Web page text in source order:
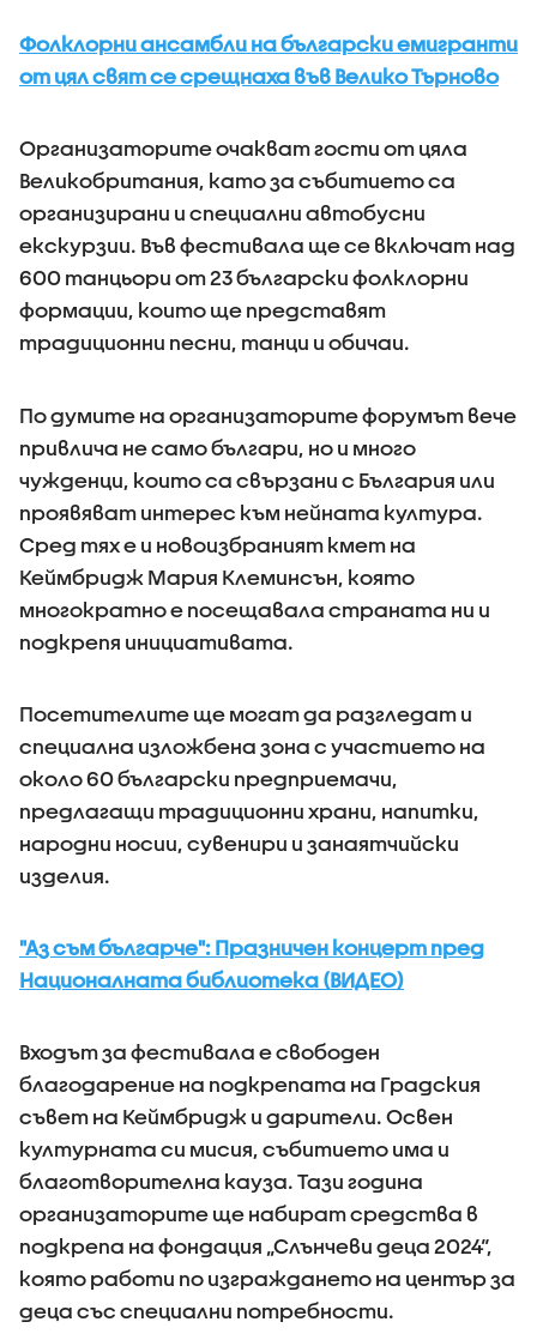
Фолклорни ансамбли на български емигранти
от цял свят се срещнаха във Велико Търново
Организаторите очакват гости от цяла
Великобритания, като за събитието са
организирани и специални автобусни
екскурзии. Във фестивала ще се включат над
600 танцьори от 23 български фолклорни
формации, които ще представят
традиционни песни, танци и обичаи.
По думите на организаторите форумът вече
привлича не само българи, но и много
чужденци, които са свързани с България или
проявяват интерес към нейната култура.
Сред тях е и новоизбраният кмет на
Кеймбридж Мария Клеминсън, която
многократно е посещавала страната ни и
подкрепя инициативата.
Посетителите ще могат да разгледат и
специална изложбена зона с участието на
около 60 български предприемачи,
предлагащи традиционни храни, напитки,
народни носии, сувенири и занаятчийски
изделия.
"Аз съм българче": Празничен концерт пред
Националната библиотека (ВИДЕО)
Входът за фестивала е свободен
благодарение на подкрепата на Градския
съвет на Кеймбридж и дарители. Освен
културната си мисия, събитието има и
благотворителна кауза. Тази година
организаторите ще набират средства в
подкрепа на фондация „Слънчеви деца 2024“,
която работи по изграждането на център за
деца със специални потребности.